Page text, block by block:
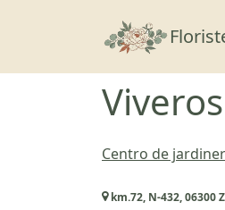
Centro de
km.72, N-432, 06300